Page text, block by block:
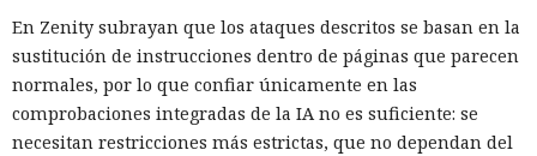
En Zenity subrayan que los ataques descritos se basan en la
sustitución de instrucciones dentro de páginas que parecen
normales, por lo que confiar únicamente en las
comprobaciones integradas de la IA no es suficiente: se
necesitan restricciones más estrictas, que no dependan del